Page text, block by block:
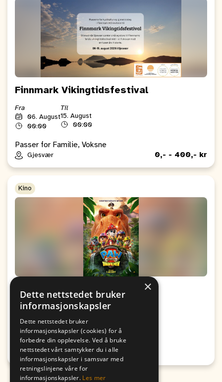
Finnmark Vikingtidsfestival
Fra
06. August
00:00
Til
15. August
00:00
Passer for Familie, Voksne
Gjesvær 0,- - 400,- kr
Kino
Kino: Paw Patrol: Dinofilmen
Fra
17:00
Til
19:00
Passer for alle
Honningsvåg
×
Dette nettstedet bruker
informasjonskapsler
Dette nettstedet bruker
informasjonskapsler (cookies) for å
forbedre din opplevelse. Ved å bruke
nettstedet vårt samtykker du i alle
informasjonskapsler i samsvar med
retningslinjene våre for
informasjonskapsler. Les mer